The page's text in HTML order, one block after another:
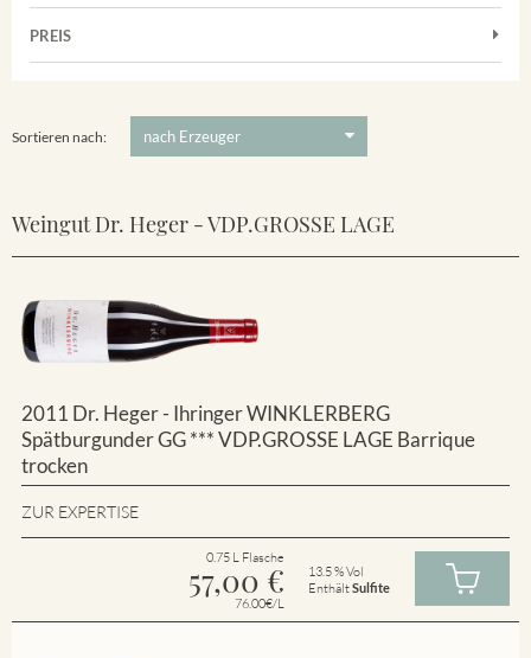
Riesling
Vorderer Winklerberg
Winklerberg Hinter Winklen
PREIS
Sortieren nach:
Weingut Dr. Heger - VDP.GROSSE LAGE
2011 Dr. Heger - Ihringer WINKLERBERG
Spätburgunder GG *** VDP.GROSSE LAGE Barrique
trocken
ZUR EXPERTISE
0.75 L Flasche
57,00 €
76.00€/L
13.5 % Vol
EnthältSulfite